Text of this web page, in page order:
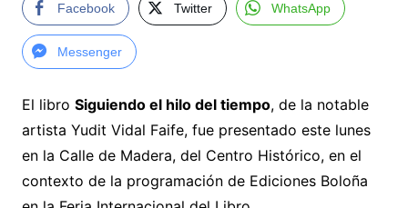
Facebook Twitter WhatsApp
Messenger
El libro Siguiendo el hilo del tiempo, de la notable
artista Yudit Vidal Faife, fue presentado este lunes
en la Calle de Madera, del Centro Histórico, en el
contexto de la programación de Ediciones Boloña